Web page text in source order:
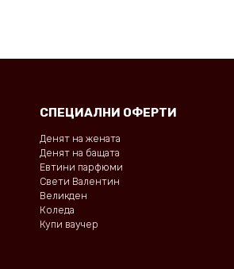
СПЕЦИАЛНИ ОФЕРТИ
Денят на жената
Денят на бащата
Евтини парфюми
Свети Валентин
Великден
Коледа
Купи ваучер